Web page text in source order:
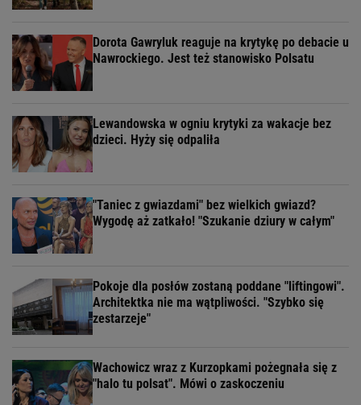
Dorota Gawryluk reaguje na krytykę po debacie u
Nawrockiego. Jest też stanowisko Polsatu
Lewandowska w ogniu krytyki za wakacje bez
dzieci. Hyży się odpaliła
"Taniec z gwiazdami" bez wielkich gwiazd?
Wygodę aż zatkało! "Szukanie dziury w całym"
Pokoje dla posłów zostaną poddane "liftingowi".
Architektka nie ma wątpliwości. "Szybko się
zestarzeje"
Wachowicz wraz z Kurzopkami pożegnała się z
"halo tu polsat". Mówi o zaskoczeniu